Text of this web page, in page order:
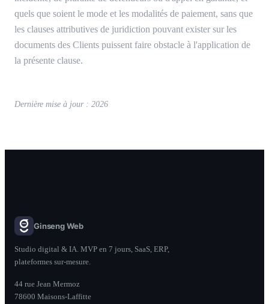
quels que soient le mode et les modalités de paiement, sans que
les clauses attributives de juridiction pouvant exister sur les
documents des Clients puissent faire obstacle à l'application de
la présente clause.
Dernière mise à jour : 2026
Ginseng Web
Studio digital & IA. MVP en 7 jours, SaaS, ERP,
plateformes sur-mesure.
44 rue Jean Mermoz
78600 Maisons-Laffitte